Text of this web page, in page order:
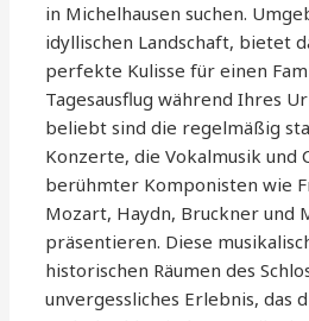
in Michelhausen suchen.
idyllischen Landschaft, bietet
perfekte Kulisse für einen
Tagesausflug während Ihres
beliebt sind die regelmäßig
Konzerte, die Vokalmusik und
berühmter Komponisten wie
Mozart, Haydn, Bruckner und
präsentieren. Diese
historischen Räumen des
unvergessliches Erlebnis, das